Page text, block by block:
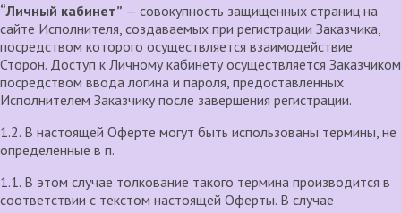
“Личный кабинет” — совокупность защищенных страниц на
сайте Исполнителя, создаваемых при регистрации Заказчика,
посредством которого осуществляется взаимодействие
Сторон. Доступ к Личному кабинету осуществляется Заказчиком
посредством ввода логина и пароля, предоставленных
Исполнителем Заказчику после завершения регистрации.
1.2. В настоящей Оферте могут быть использованы термины, не
определенные в п.
1.1. В этом случае толкование такого термина производится в
соответствии с текстом настоящей Оферты. В случае